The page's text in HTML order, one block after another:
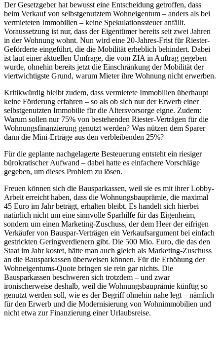
Der Gesetzgeber hat bewusst eine Entscheidung getroffen, dass
beim Verkauf von selbstgenutztem Wohneigentum – anders als bei
vermieteten Immobilien – keine Spekulationssteuer anfällt.
Voraussetzung ist nur, dass der Eigentümer bereits seit zwei Jahren
in der Wohnung wohnt. Nun wird eine 20-Jahres-Frist für Riester-
Geförderte eingeführt, die die Mobilität erheblich behindert. Dabei
ist laut einer aktuellen Umfrage, die vom ZIA in Auftrag gegeben
wurde, ohnehin bereits jetzt die Einschränkung der Mobilität der
viertwichtigste Grund, warum Mieter ihre Wohnung nicht erwerben.
Kritikwürdig bleibt zudem, dass vermietete Immobilien überhaupt
keine Förderung erfahren – so als ob sich nur der Erwerb einer
selbstgenutzten Immobilie für die Altersvorsorge eigne. Zudem:
Warum sollen nur 75% von bestehenden Riester-Verträgen für die
Wohnungsfinanzierung genutzt werden? Was nützen dem Sparer
dann die Mini-Erträge aus den verbleibenden 25%?
Für die geplante nachgelagerte Besteuerung entsteht ein riesiger
bürokratischer Aufwand – dabei hatte es einfachere Vorschläge
gegeben, um dieses Problem zu lösen.
Freuen können sich die Bausparkassen, weil sie es mit ihrer Lobby-
Arbeit erreicht haben, dass die Wohnungsbauprämie, die maximal
45 Euro im Jahr beträgt, erhalten bleibt. Es handelt sich hierbei
natürlich nicht um eine sinnvolle Sparhilfe für das Eigenheim,
sondern um einen Marketing-Zuschuss, der dem Heer der eifrigen
Verkäufer von Bauspar-Verträgen ein Verkaufsargument bei einfach
gestrickten Geringverdienern gibt. Die 500 Mio. Euro, die das den
Staat im Jahr kostet, hätte man auch gleich als Marketing-Zuschuss
an die Bausparkassen überweisen können. Für die Erhöhung der
Wohneigentums-Quote bringen sie rein gar nichts. Die
Bausparkassen beschweren sich trotzdem – und zwar
ironischerweise deshalb, weil die Wohnungsbauprämie künftig so
genutzt werden soll, wie es der Begriff ohnehin nahe legt – nämlich
für den Erwerb und die Modernisierung von Wohnimmobilien und
nicht etwa zur Finanzierung einer Urlaubsreise.